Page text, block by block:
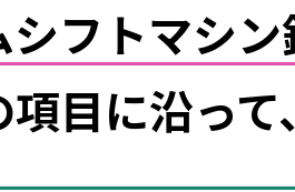
シフトマシ
項目に沿っ